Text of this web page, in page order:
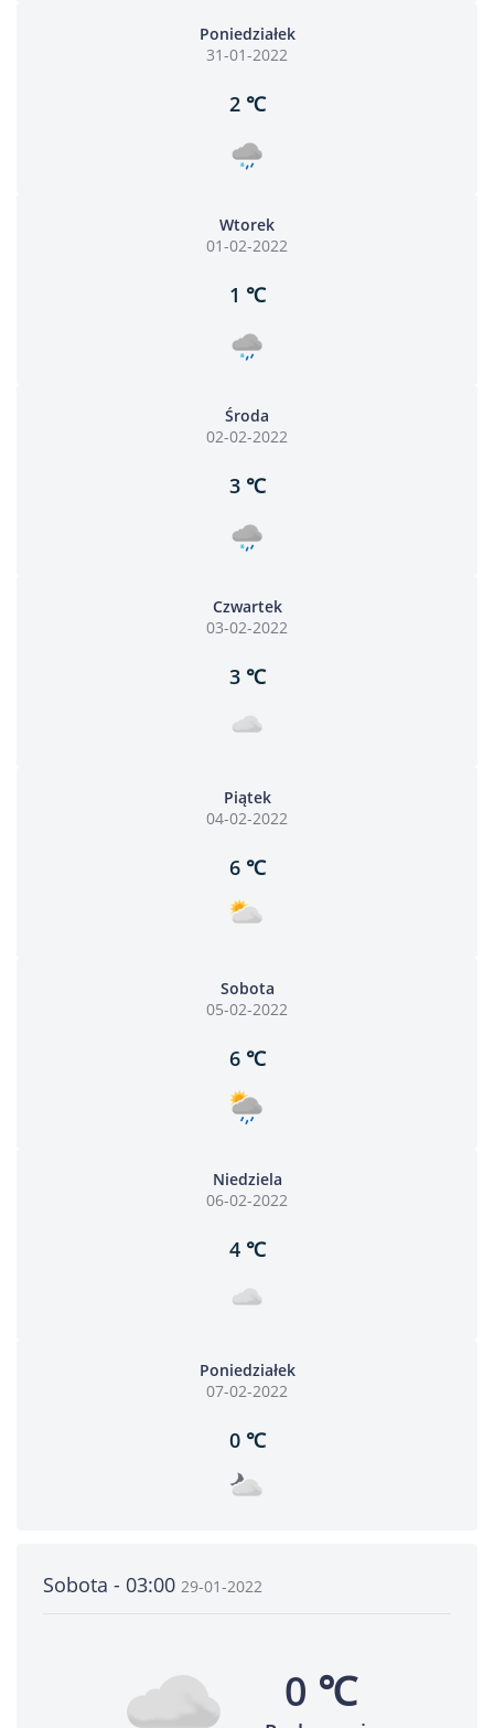
Poniedziałek
31-01-2022
2 ℃
Wtorek
01-02-2022
1 ℃
Środa
02-02-2022
3 ℃
Czwartek
03-02-2022
3 ℃
Piątek
04-02-2022
6 ℃
Sobota
05-02-2022
6 ℃
Niedziela
06-02-2022
4 ℃
Poniedziałek
07-02-2022
0 ℃
Sobota - 03:00 29-01-2022
0 ℃